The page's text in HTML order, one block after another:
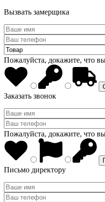
Вызвать замерщика
Пожалуйста, докажите, что
Заказать звонок
Пожалуйста, докажите, что
Письмо директору